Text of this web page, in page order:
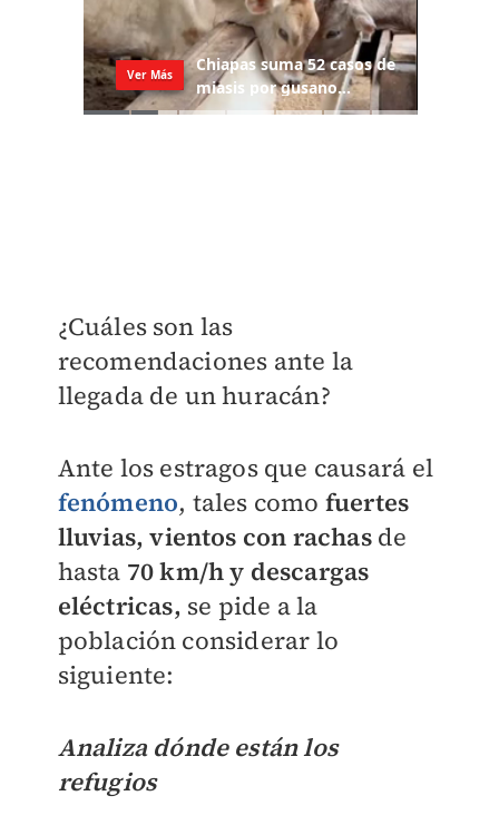
¿Cuáles son las
recomendaciones ante la
llegada de un huracán?
Ante los estragos que causará el
fenómeno, tales como fuertes
lluvias, vientos con rachasde
hasta 70 km/h y descargas
eléctricas, se pide a la
población considerar lo
siguiente:
Analiza dónde están los
refugios